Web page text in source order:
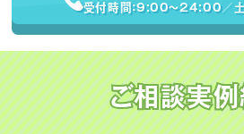
受付時間：9:00〜24:00／土
ご相談実